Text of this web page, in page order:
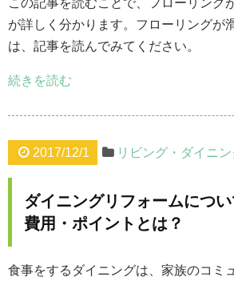
が詳しく分かります。フローリングが
は、記事を読んでみてください。
続きを読む
2017/12/1 リビング・ダイニ
ダイニングリフォームについ
費用・ポイントとは？
食事をするダイニングは、家族のコミ